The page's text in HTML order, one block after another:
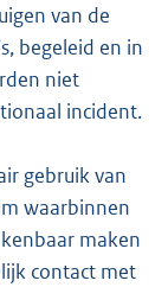
van de
begeleid en in
niet
incident.
gebruik van
waarbinnen
maken
contact met